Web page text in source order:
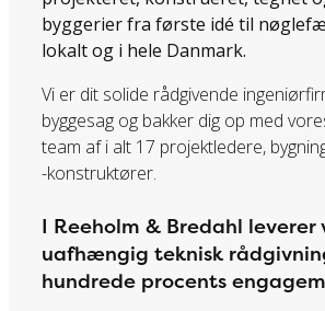
byggerier fra første idé til
lokalt og i hele Danmark.
Vi er dit solide rådgivende
byggesag og bakker dig op med
team af i alt 17 projektledere,
-konstruktører.
I Reeholm & Bredahl leverer
uafhængig teknisk
hundrede procents